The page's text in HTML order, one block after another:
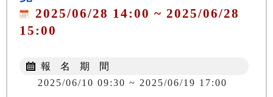
2025/06/28 14:00 ~ 2025/06/28
15:00
報 名 期 間
2025/06/10 09:30 ~ 2025/06/19 17:00